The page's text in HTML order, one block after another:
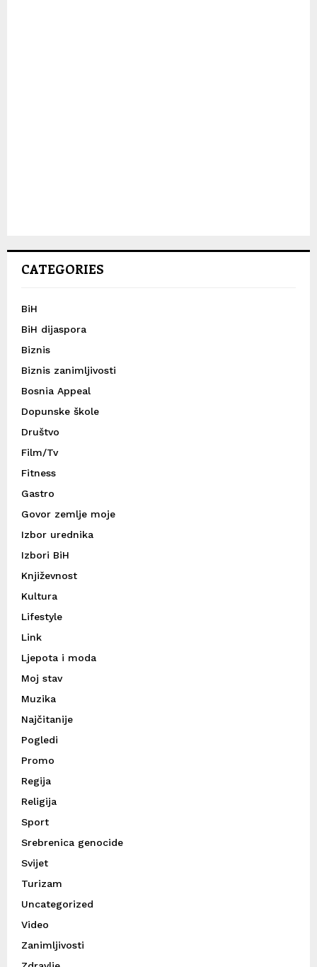
CATEGORIES
BiH
BiH dijaspora
Biznis
Biznis zanimljivosti
Bosnia Appeal
Dopunske škole
Društvo
Film/Tv
Fitness
Gastro
Govor zemlje moje
Izbor urednika
Izbori BiH
Književnost
Kultura
Lifestyle
Link
Ljepota i moda
Moj stav
Muzika
Najčitanije
Pogledi
Promo
Regija
Religija
Sport
Srebrenica genocide
Svijet
Turizam
Uncategorized
Video
Zanimljivosti